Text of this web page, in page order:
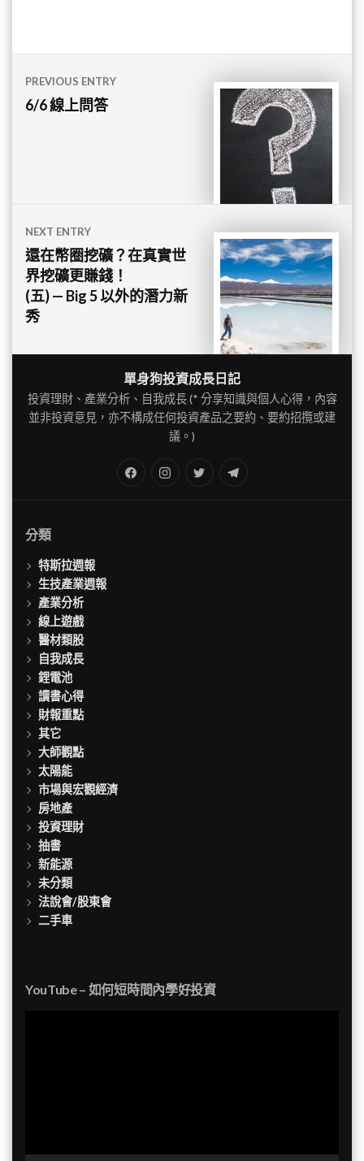
文
章
PREVIOUS ENTRY
6/6 線上問答
NEXT ENTRY
還在幣圈挖礦？在真實世
界挖礦更賺錢！
(五) — Big 5 以外的潛力新
秀
單身狗投資成長日記
投資理財、產業分析、自我成長 (* 分享知識與個人心得，內容
並非投資意見，亦不構成任何投資產品之要約、要約招攬或建
議。)
Twitter
分類
特斯拉週報
生技產業週報
產業分析
線上遊戲
醫材類股
自我成長
鋰電池
讀書心得
財報重點
其它
大師觀點
太陽能
市場與宏觀經濟
房地產
投資理財
抽書
新能源
未分類
法說會/股東會
二手車
YouTube – 如何短時間內學好投資